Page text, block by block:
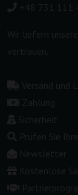
+48 731 111
Wir liefern
vertrauen.
Versand und
Zahlung
Sicherheit
Prüfen Sie
Newsletter
Kostenlose